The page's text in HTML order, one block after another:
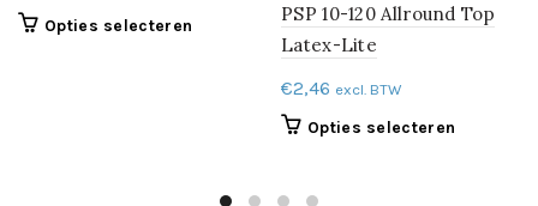
Opties selecteren
PSP 10-120 Allround Top
Latex-Lite
€2,46 excl. BTW
Opties selecteren